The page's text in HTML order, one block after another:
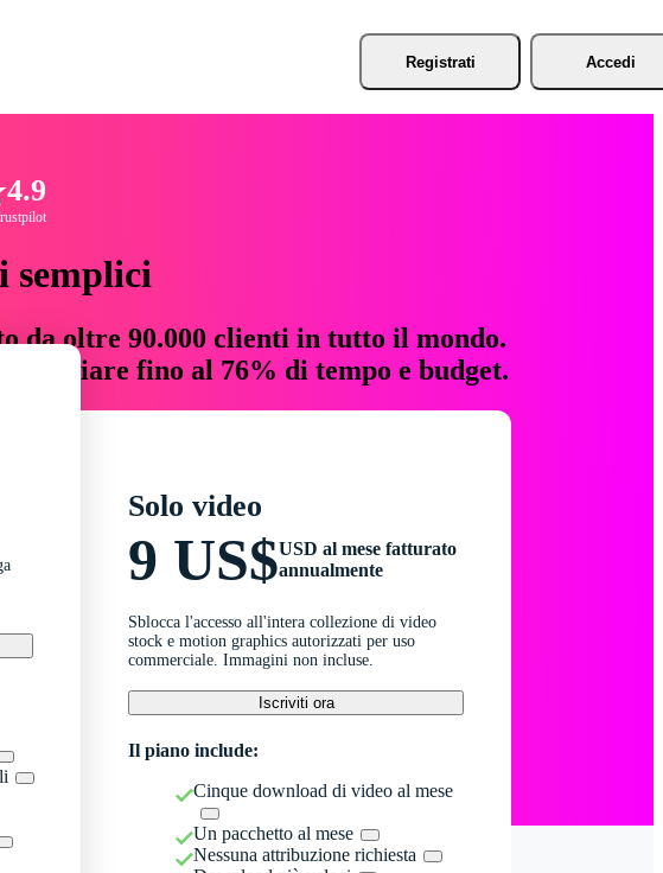
Registrati Accedi
4.9
semplici
da oltre 90.000 clienti in tutto il mondo.
fino al 76% di tempo e budget.
Solo video
9 US$USD al mese fatturato
annualmente
Sblocca l'accesso all'intera collezione di video
stock e motion graphics autorizzati per uso
commerciale. Immagini non incluse.
Iscriviti ora
Il piano include:
Cinque download di video al mese
Un pacchetto al mese
Nessuna attribuzione richiesta